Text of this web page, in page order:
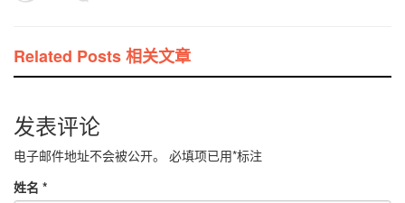
Related Posts 相关文章
发表评论
电子邮件地址不会被公开。 必填项已用*标注
姓名 *